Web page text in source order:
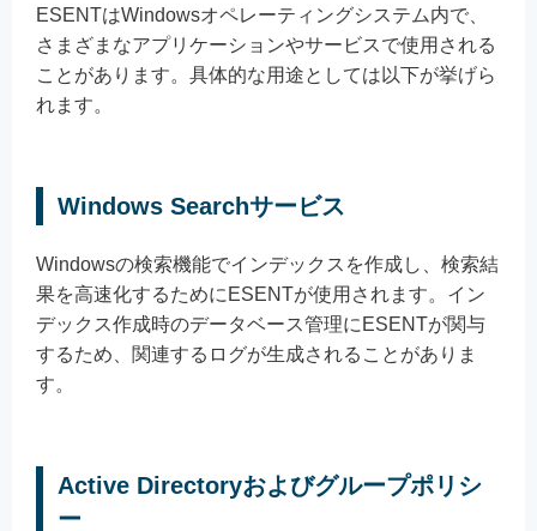
ESENTはWindowsオペレーティングシステム内で、
さまざまなアプリケーションやサービスで使用される
ことがあります。具体的な用途としては以下が挙げら
れます。
Windows Searchサービス
Windowsの検索機能でインデックスを作成し、検索結
果を高速化するためにESENTが使用されます。イン
デックス作成時のデータベース管理にESENTが関与
するため、関連するログが生成されることがありま
す。
Active Directoryおよびグループポリシ
ー